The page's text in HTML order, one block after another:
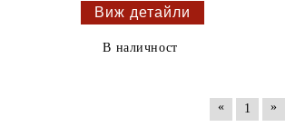
Виж детайли
В наличност
« 1 »